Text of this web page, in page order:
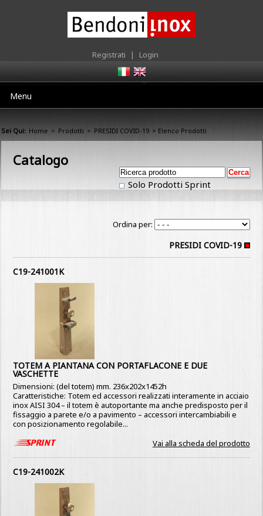
Registrati | Login
Menu
Sei Qui: Home > Prodotti > PRESIDI COVID-19 > Elenco Prodotti
Catalogo
Solo Prodotti Sprint
Ordina per:
PRESIDI COVID-19
C19-241001K
TOTEM A PIANTANA CON PORTAFLACONE E DUE
VASCHETTE
Dimensioni: (del totem) mm. 236x202x1452h
Caratteristiche: Totem ed accessori realizzati interamente in acciaio
inox AISI 304 – il totem è autoportante ma anche predisposto per il
fissaggio a parete e/o a pavimento – accessori intercambiabili e
con posizionamento regolabile...
Vai alla scheda del prodotto
C19-241002K